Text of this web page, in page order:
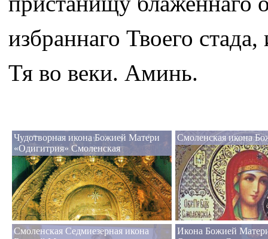
избраннаго Твоего
Тя во веки. Аминь.
Чудотворная икона Божией Матери
«Одигитрия» Смоленская
Смоленская икона
Смоленская Седмиезерная икона
Икона Божией